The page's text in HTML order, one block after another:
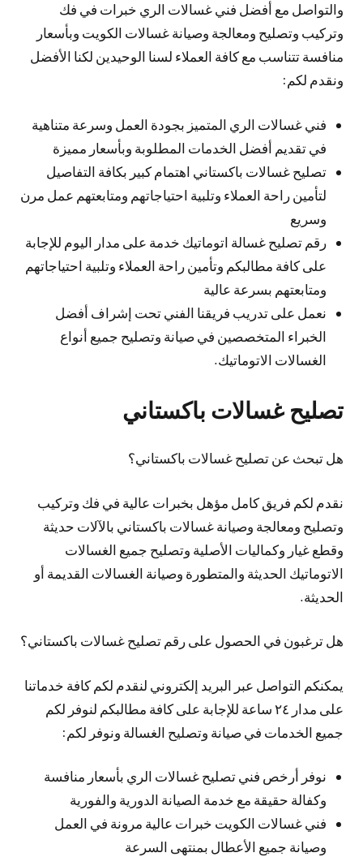
والتواصل مع أفضل فني غسالات الري خبرات في فك
وتركيب وتصليح ومعالجة وصيانة غسالات الكويت وبأسعار
منافسة تتناسب مع كافة العملاء لسنا الوحيدين لكنا الأفضل
ونقدم لكم:
فني غسالات الري المتميز بجودة العمل وسرعة متناهية
في تقديم أفضل الخدمات المطلوبة وبأسعار مميزة
تصليح غسالات باكستاني اهتمام كبير بكافة التفاصيل
لتأمين راحة العملاء وتلبية احتياجاتهم ومتابعتهم عمل مرن
وسريع
رقم تصليح غسالة اتوماتيك خدمة على مدار اليوم للإجابة
على كافة مطالبكم وتأمين راحة العملاء وتلبية احتياجاتهم
ومتابعتهم بسرعة عالية
نعمل على تدريب فريقنا الفني تحت إشراف أفضل
الخبراء المتخصصين في صيانة وتصليح جميع أنواع
الغسالات الاتوماتيك.
تصليح غسالات باكستاني
هل تبحث عن تصليح غسالات باكستاني؟
نقدم لكم فريق كامل مؤهل بخبرات عالية في فك وتركيب
وتصليح ومعالجة وصيانة غسالات باكستاني بالآلات حديثة
وقطع غيار وكماليات الأصلية وتصليح جميع الغسالات
الاتوماتيك الحديثة والمتطورة وصيانة الغسالات القديمة أو
الحديثة.
هل ترغبون في الحصول على رقم تصليح غسالات باكستاني؟
يمكنكم التواصل عبر البريد إلكتروني لنقدم لكم كافة خدماتنا
على مدار ٢٤ ساعة للإجابة على كافة مطالبكم لنوفر لكم
جميع الخدمات في صيانة وتصليح الغسالة ونوفر لكم:
نوفر أرخص فني تصليح غسالات الري بأسعار منافسة
وكفالة حقيقة مع خدمة الصيانة الدورية والفورية
فني غسالات الكويت خبرات عالية مرونة في العمل
وصيانة جميع الأعطال بمنتهى السرعة